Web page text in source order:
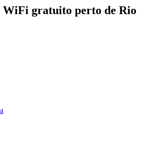
WiFi gratuito perto de Rio